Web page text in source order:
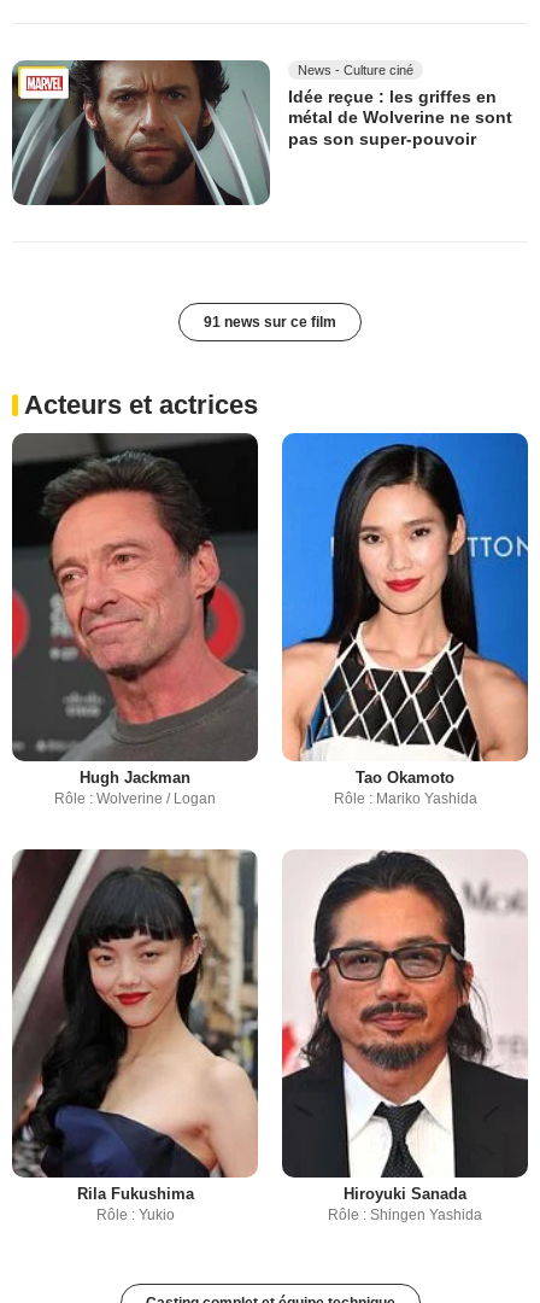
News - Culture ciné
Idée reçue : les griffes en
métal de Wolverine ne sont
pas son super-pouvoir
91 news sur ce film
Acteurs et actrices
Hugh Jackman
Rôle : Wolverine / Logan
Tao Okamoto
Rôle : Mariko Yashida
Rila Fukushima
Rôle : Yukio
Hiroyuki Sanada
Rôle : Shingen Yashida